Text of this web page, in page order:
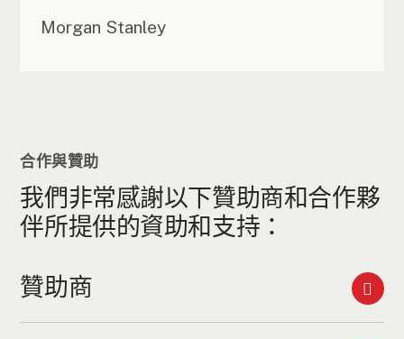
Morgan Stanley
合作與贊助
我們非常感謝以下贊助商和合作夥
伴所提供的資助和支持：
贊助商